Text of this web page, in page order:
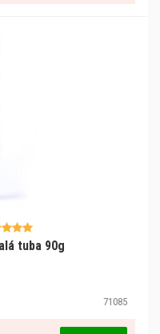
tuba 90g
71085